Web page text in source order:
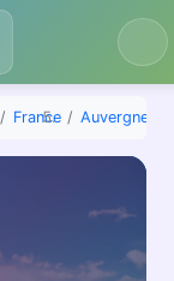
France Auvergne-